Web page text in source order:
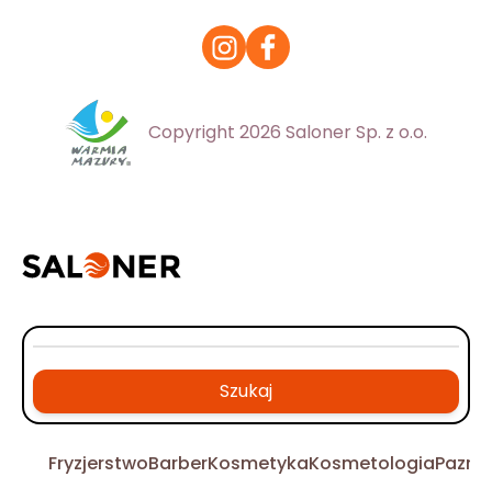
Copyright 2026 Saloner Sp. z o.o.
Szukaj
FryzjerstwoBarberKosmetykaKosmetologia